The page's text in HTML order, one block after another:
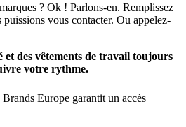
? Ok ! Parlons-en. Remplissez
vous contacter. Ou appelez-
et des vêtements de travail toujours
votre rythme.
Europe garantit un accès